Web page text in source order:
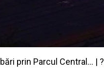
prin Parcul Central… | ?